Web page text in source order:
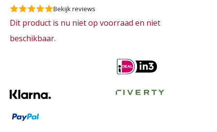
Bekijk reviews
Dit product is nu niet op voorraad en niet
beschikbaar.